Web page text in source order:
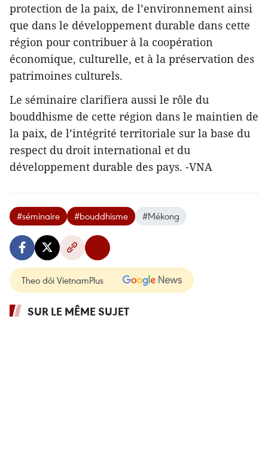
protection de la paix, de l’environnement ainsi
que dans le développement durable dans cette
région pour contribuer à la coopération
économique, culturelle, et à la préservation des
patrimoines culturels.
Le séminaire clarifiera aussi le rôle du
bouddhisme de cette région dans le maintien de
la paix, de l’intégrité territoriale sur la base du
respect du droit international et du
développement durable des pays. -VNA
#séminaire #bouddhisme #Mékong
Theo dõi VietnamPlus
SUR LE MÊME SUJET